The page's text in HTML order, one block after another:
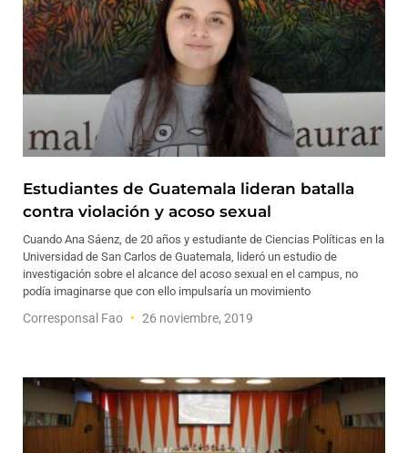
Estudiantes de Guatemala lideran batalla
contra violación y acoso sexual
Cuando Ana Sáenz, de 20 años y estudiante de Ciencias Políticas en la
Universidad de San Carlos de Guatemala, lideró un estudio de
investigación sobre el alcance del acoso sexual en el campus, no
podía imaginarse que con ello impulsaría un movimiento
Corresponsal Fao 26 noviembre, 2019